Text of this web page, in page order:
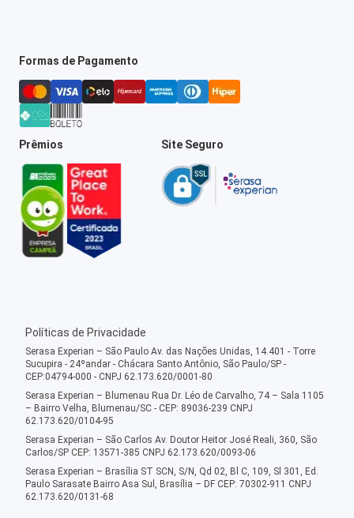
Formas de Pagamento
Prêmios Site Seguro
Políticas de Privacidade
Serasa Experian – São Paulo Av. das Nações Unidas, 14.401 - Torre
Sucupira - 24ºandar - Chácara Santo Antônio, São Paulo/SP -
CEP:04794-000 - CNPJ 62.173.620/0001-80
Serasa Experian – Blumenau Rua Dr. Léo de Carvalho, 74 – Sala 1105
– Bairro Velha, Blumenau/SC - CEP: 89036-239 CNPJ
62.173.620/0104-95
Serasa Experian – São Carlos Av. Doutor Heitor José Reali, 360, São
Carlos/SP CEP: 13571-385 CNPJ 62.173.620/0093-06
Serasa Experian – Brasília ST SCN, S/N, Qd 02, Bl C, 109, Sl 301, Ed.
Paulo Sarasate Bairro Asa Sul, Brasília – DF CEP: 70302-911 CNPJ
62.173.620/0131-68